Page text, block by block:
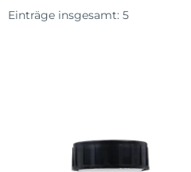
Einträge insgesamt: 5